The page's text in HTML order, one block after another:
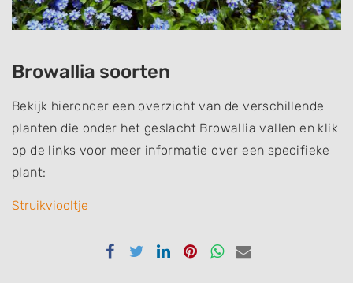
Browallia soorten
Bekijk hieronder een overzicht van de verschillende
planten die onder het geslacht Browallia vallen en klik
op de links voor meer informatie over een specifieke
plant:
Struikviooltje
DelenDelenDelenDelenDelenDelen